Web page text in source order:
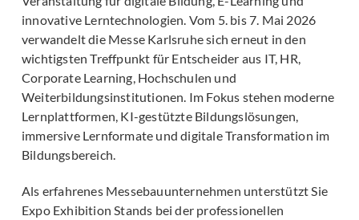
innovative Lerntechnologien. Vom 5. bis 7. Mai 2026
verwandelt die Messe Karlsruhe sich erneut in den
wichtigsten Treffpunkt für Entscheider aus IT, HR,
Corporate Learning, Hochschulen und
Weiterbildungsinstitutionen. Im Fokus stehen moderne
Lernplattformen, KI-gestützte Bildungslösungen,
immersive Lernformate und digitale Transformation im
Bildungsbereich.
Als erfahrenes Messebauunternehmen unterstützt Sie
Expo Exhibition Stands bei der professionellen